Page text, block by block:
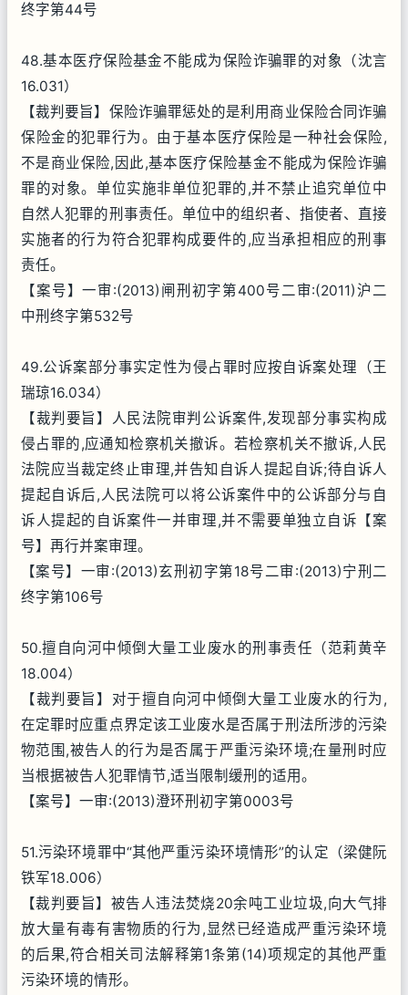
终字第44号
48.基本医疗保险基金不能成为保险诈骗罪的对象（沈言
16.031）
【裁判要旨】保险诈骗罪惩处的是利用商业保险合同诈骗
保险金的犯罪行为。由于基本医疗保险是一种社会保险,
不是商业保险,因此,基本医疗保险基金不能成为保险诈骗
罪的对象。单位实施非单位犯罪的,并不禁止追究单位中
自然人犯罪的刑事责任。单位中的组织者、指使者、直接
实施者的行为符合犯罪构成要件的,应当承担相应的刑事
责任。
【案号】一审:(2013)闸刑初字第400号二审:(2011)沪二
中刑终字第532号
49.公诉案部分事实定性为侵占罪时应按自诉案处理（王
瑞琼16.034）
【裁判要旨】人民法院审判公诉案件,发现部分事实构成
侵占罪的,应通知检察机关撤诉。若检察机关不撤诉,人民
法院应当裁定终止审理,并告知自诉人提起自诉;待自诉人
提起自诉后,人民法院可以将公诉案件中的公诉部分与自
诉人提起的自诉案件一并审理,并不需要单独立自诉【案
号】再行并案审理。
【案号】一审:(2013)玄刑初字第18号二审:(2013)宁刑二
终字第106号
50.擅自向河中倾倒大量工业废水的刑事责任（范莉黄辛
18.004）
【裁判要旨】对于擅自向河中倾倒大量工业废水的行为,
在定罪时应重点界定该工业废水是否属于刑法所涉的污染
物范围,被告人的行为是否属于严重污染环境;在量刑时应
当根据被告人犯罪情节,适当限制缓刑的适用。
【案号】一审:(2013)澄环刑初字第0003号
51.污染环境罪中“其他严重污染环境情形”的认定（梁健阮
铁军18.006）
【裁判要旨】被告人违法焚烧20余吨工业垃圾,向大气排
放大量有毒有害物质的行为,显然已经造成严重污染环境
的后果,符合相关司法解释第1条第(14)项规定的其他严重
污染环境的情形。